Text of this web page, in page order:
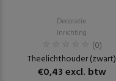
Decoratie
Inrichting
(0)
Theelichthouder (zwart)
€0,43 excl. btw